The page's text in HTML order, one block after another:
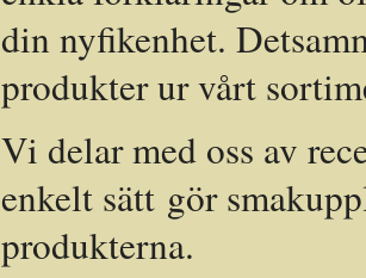
din nyfikenhet.
produkter ur vårt
Vi delar med oss av
enkelt sätt gör
produkterna.